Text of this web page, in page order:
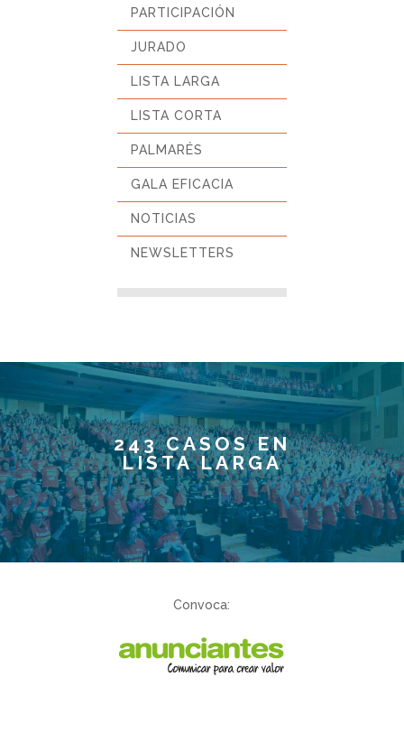
PARTICIPACIÓN
JURADO
LISTA LARGA
LISTA CORTA
PALMARÉS
GALA EFICACIA
NOTICIAS
NEWSLETTERS
243 CASOS EN
LISTA LARGA
Convoca: